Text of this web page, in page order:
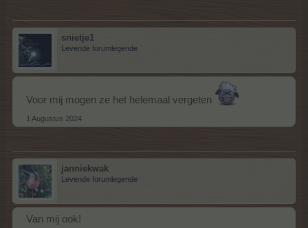
snietje1
Levende forumlegende
Voor mij mogen ze het helemaal vergeten
1 Augustus 2024
janniekwak
Levende forumlegende
Van mij ook!